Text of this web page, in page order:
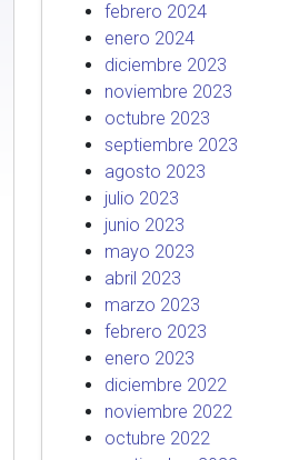
febrero 2024
enero 2024
diciembre 2023
noviembre 2023
octubre 2023
septiembre 2023
agosto 2023
julio 2023
junio 2023
mayo 2023
abril 2023
marzo 2023
febrero 2023
enero 2023
diciembre 2022
noviembre 2022
octubre 2022